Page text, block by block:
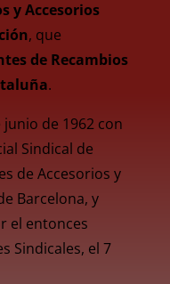
y Accesorios
, que
de Recambios
.
junio de 1962 con
Sindical de
de Accesorios y
Barcelona, y
el entonces
Sindicales, el 7